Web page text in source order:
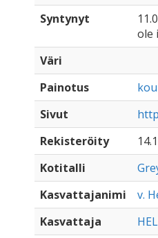
Syntynyt
ole
Väri
Painotus
Sivut
Rekisteröity
Kotitalli
Kasvattajanimi
v.
Kasvattaja